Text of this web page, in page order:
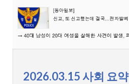
2026.03.15 사회 요약